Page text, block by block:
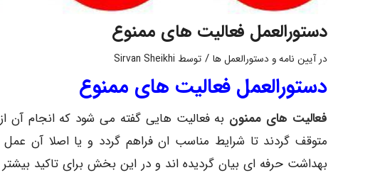
دستورالعمل فعالیت های ممنوع
درآیین نامه و دستورالعمل ها / توسط Sirvan Sheikhi
دستورالعمل فعالیت های ممنوع
فعالیت های ممنون به فعالیت هایی گفته می شود که انجام آن
متوقف گردند تا شرایط مناسب ان فراهم گردد و یا اصلا آن
بهداشت حرفه ای بیان گردیده اند و در این بخش برای تاکید